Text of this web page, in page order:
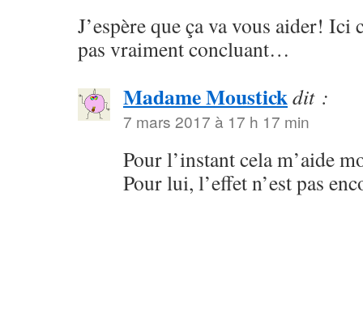
J’espère que ça va vous aider! Ici
pas vraiment concluant…
Madame Moustickdit :
7 mars 2017 à 17 h 17 min
Pour l’instant cela m’aide
Pour lui, l’effet n’est pas